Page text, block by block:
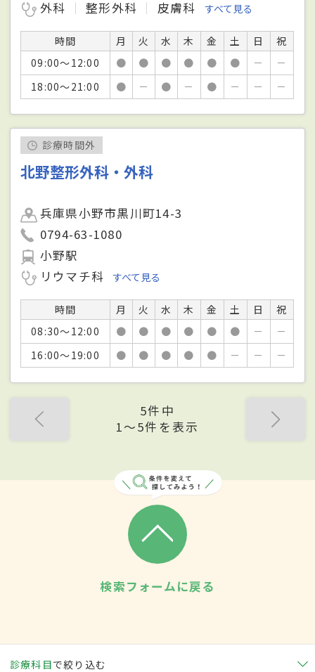
外科 整形外科 皮膚科 すべて見る
時間 月 火 水 木 金 土 日
祝
09:00～12:00
● ● ● ● ● ● －
－
18:00～21:00
● － ● － ● － － －
診療時間外
北野整形外科・外科
兵庫県小野市黒川町14-3
0794-63-1080
小野駅
リウマチ科
すべて見る
時間 月 火 水 木 金 土 日
祝
08:30～12:00
● ● ● ● ● ● －
－
16:00～19:00
● ● ● ● ● － － －
5件中
1〜5件を表示
検索フォームに戻る
診療科目で絞り込む